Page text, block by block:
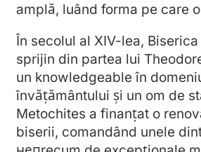
amplă, luând forma pe care
În secolul al XIV-lea,
sprijin din partea lui
un knowledgeable în
învățământului și un om de
Metochites a finanțat o
biserii, comandând unele